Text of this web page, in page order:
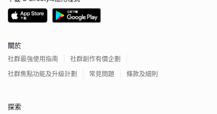
關於
社群最強使用指南
社群創作有價企劃
社群焦點功能及升級計劃
常見問題 條款及細則
探索